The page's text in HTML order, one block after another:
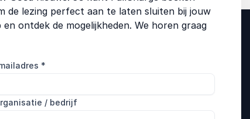
de lezing perfect aan te laten sluiten bij jouw
ontdek de mogelijkheden. We horen graag
*
/ bedrijf